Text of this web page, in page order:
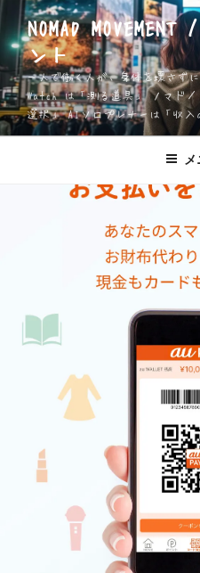
ン
テ
ン
ツ
へ
ス
NOMAD
ント
一人で働く人が、身体を壊さず
Watch は「測る道具」 ノマド
選択」 AIソロプレナーは「収入